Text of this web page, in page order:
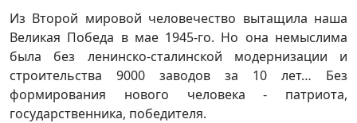
Из Второй мировой человечество вытащила наша
Великая Победа в мае 1945-го. Но она немыслима
была без ленинско-сталинской модернизации и
строительства 9000 заводов за 10 лет… Без
формирования нового человека - патриота,
государственника, победителя.